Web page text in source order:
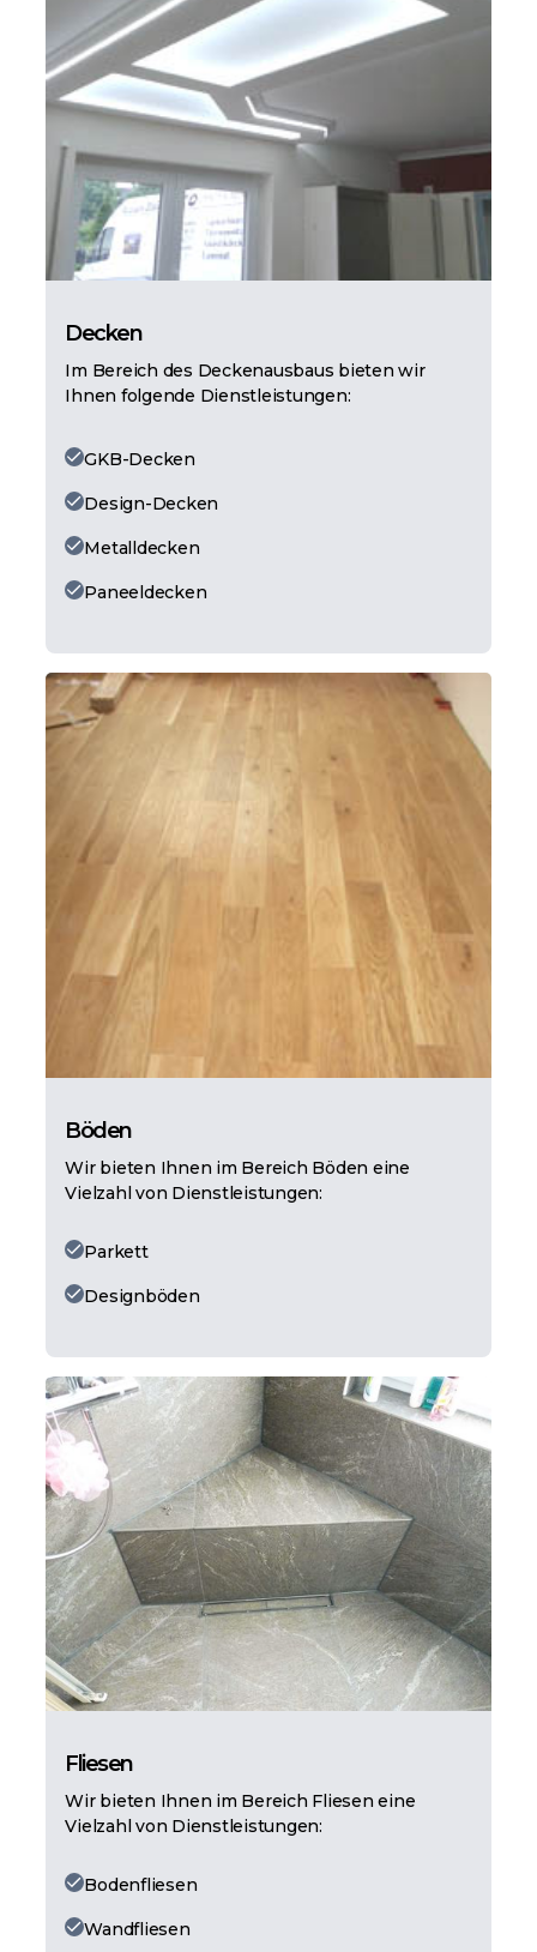
Decken
Im Bereich des Deckenausbaus bieten wir
Ihnen folgende Dienstleistungen:
GKB-Decken
Design-Decken
Metalldecken
Paneeldecken
Böden
Wir bieten Ihnen im Bereich Böden eine
Vielzahl von Dienstleistungen:
Parkett
Designböden
Fliesen
Wir bieten Ihnen im Bereich Fliesen eine
Vielzahl von Dienstleistungen:
Bodenfliesen
Wandfliesen